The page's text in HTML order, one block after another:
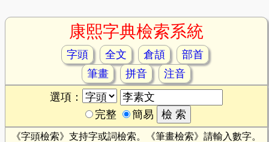
康熙字典檢索系統
字頭 全文 倉頡
部首
筆畫
拼音
注音
選項：
完整
簡易
《字頭檢索》支持字或詞檢索。《筆畫檢索》請輸入數字。